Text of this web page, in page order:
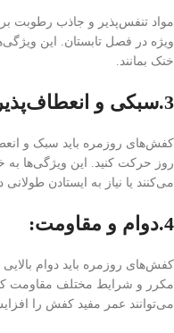
مواد تنفس‌پذیر و جاذب رطوبت
ویژه در فصل تابستان. این
خنک بمانند.
3.سبکی و انعطاف‌پذیری:
کفش‌های روزمره باید سبک و
روز حرکت کنید. این ویژگی‌ها
می‌کنند یا نیاز به ایستادن
4.دوام و مقاومت:
کفش‌های روزمره باید دوام بالایی
مکرر و شرایط مختلف مقاومت
می‌توانند عمر مفید کفش را